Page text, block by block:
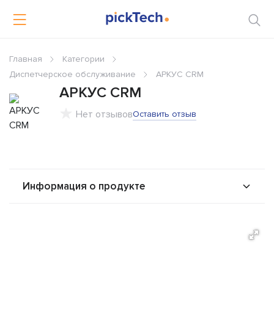
Главная
Категории
Диспетчерское обслуживание
АРКУС CRM
АРКУС CRM
Нет отзывовОставить отзыв
Информация о продукте